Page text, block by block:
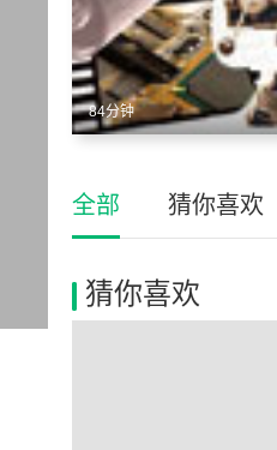
84分钟
全部 猜你喜欢
猜你喜欢